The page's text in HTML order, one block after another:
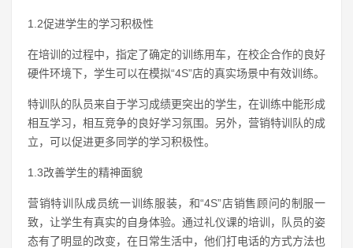
1.2促进学生的学习积极性
在培训的过程中，指定了确定的训练用车，在校企合作的良好
硬件环境下，学生可以在模拟“4S”店的真实场景中有效训练。
特训队的队员来自于学习成绩更突出的学生，在训练中能形成
相互学习，相互竞争的良好学习氛围。另外，营销特训队的成
立，可以促进更多同学的学习积极性。
1.3改善学生的精神面貌
营销特训队成员统一训练服装，和“4S”店销售顾问的制服一
致，让学生有真实的自身体验。通过礼仪课的培训，队员的姿
态有了明显的改变，在日常生活中，他们打电话的方式方法也